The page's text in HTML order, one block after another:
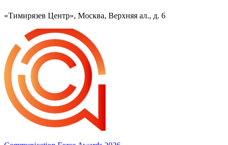
«Тимирязев Центр», Москва, Верхняя ал., д. 6